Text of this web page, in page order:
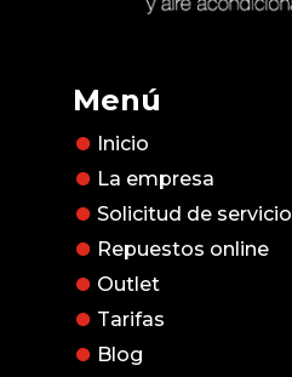
Menú
Inicio
La empresa
Solicitud de servicio
Repuestos online
Outlet
Tarifas
Blog